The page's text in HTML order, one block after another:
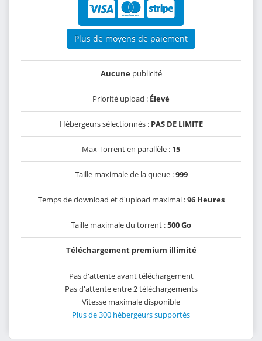
Plus de moyens de paiement
Aucunepublicité
Priorité upload : Élevé
Hébergeurs sélectionnés : PAS DE LIMITE
Max Torrent en parallèle : 15
Taille maximale de la queue :999
Temps de download et d'upload maximal :96 Heures
Taille maximale du torrent :500 Go
Téléchargement premium illimité
Pas d'attente avant téléchargement
Pas d'attente entre 2 téléchargements
Vitesse maximale disponible
Plus de 300 hébergeurs supportés